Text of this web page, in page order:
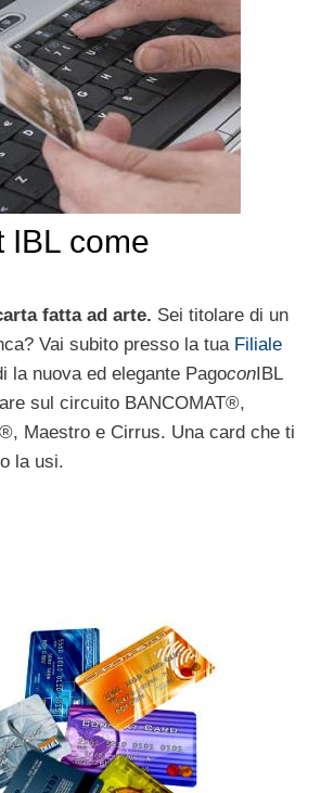
IBL come
fatta ad arte. Sei titolare di un
Vai subito presso la tua Filiale
la nuova ed elegante Pagocon IBL
sul circuito BANCOMAT®,
Maestro e Cirrus. Una card che ti
la usi.